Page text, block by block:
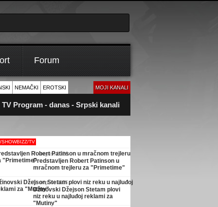
Forum
NEMAČKI EROTSKI MOJI KANALI
TV Program - danas - Srpski kanali
SHOWBIZZ/TV
7. avgust 2026.
Predstavljen Robert Patinson u
mračnom trejleru za "Primetime"
5. avgust 2026.
Džinovski Džejson Stetam plovi
niz reku u najluđoj reklami za
"Mutiny"